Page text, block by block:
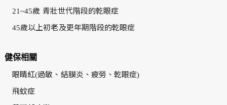
21~45歲 青壯世代階段的乾眼症
45歲以上初老及更年期階段的乾眼症
健保相關
眼睛紅(過敏、結膜炎、疲勞、乾眼症)
飛蚊症